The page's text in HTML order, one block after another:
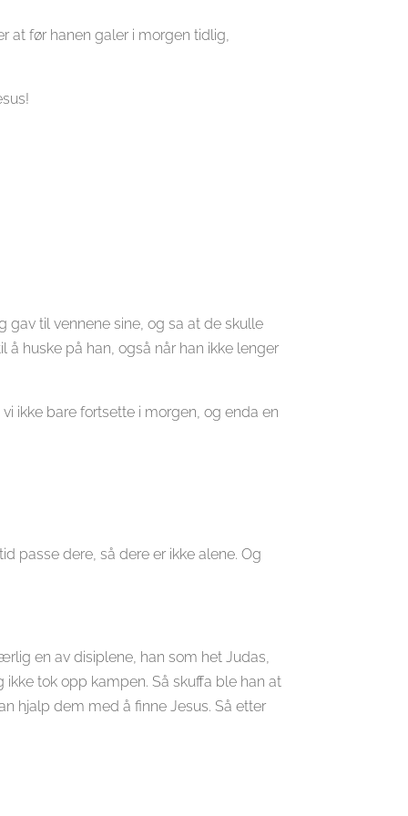
at før hanen galer i morgen tidlig,
gav til vennene sine, og sa at de skulle
å huske på han, også når han ikke lenger
ikke bare fortsette i morgen, og enda en
passe dere, så dere er ikke alene. Og
en av disiplene, han som het Judas,
tok opp kampen. Så skuffa ble han at
hjalp dem med å finne Jesus. Så etter